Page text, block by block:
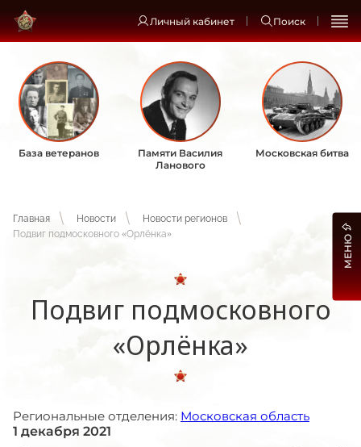
Личный кабинет Поиск
База ветеранов
Памяти Василия
Ланового
Московская битва
Главная Новости
Новости регионов
Подвиг подмосковного «Орлёнка»
Подвиг подмосковного
«Орлёнка»
Региональные отделения: Московская область
1 декабря 2021
МЕНЮ